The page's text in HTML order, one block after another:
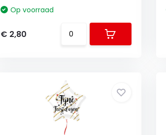
Op voorraad
€ 2,80